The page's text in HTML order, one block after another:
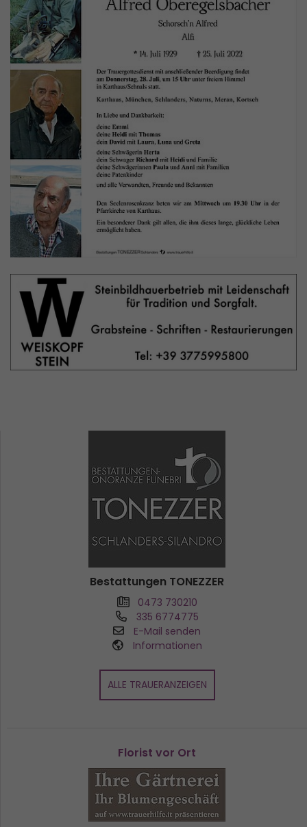
Bestattungen TONEZZER
0473 730210
335 6774775
E-Mail senden
Informationen
ALLE TRAUERANZEIGEN
Florist vor Ort